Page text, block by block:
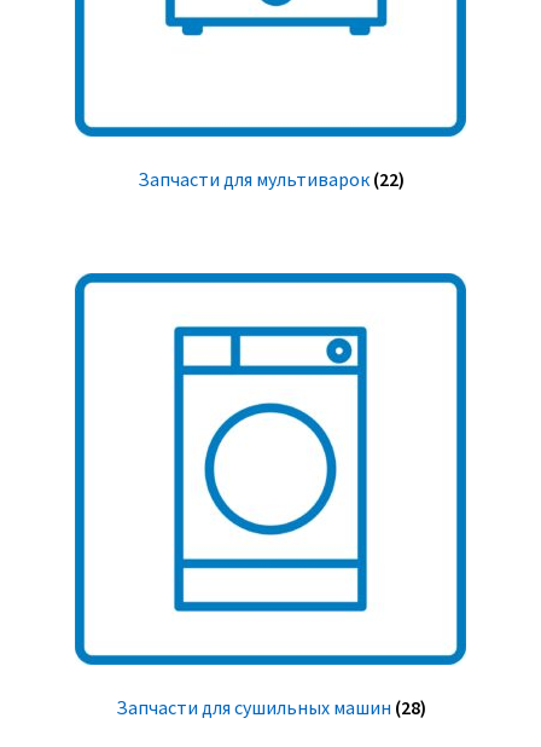
Запчасти для мультиварок (22)
Запчасти для сушильных машин (28)